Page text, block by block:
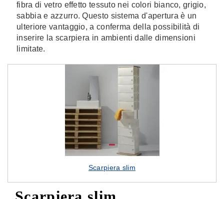
fibra di vetro effetto tessuto nei colori bianco, grigio,
sabbia e azzurro. Questo sistema d'apertura è un
ulteriore vantaggio, a conferma della possibilità di
inserire la scarpiera in ambienti dalle dimensioni
limitate.
Scarpiera slim